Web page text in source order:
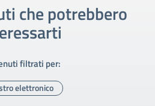
che potrebbero
filtrati per:
elettronico